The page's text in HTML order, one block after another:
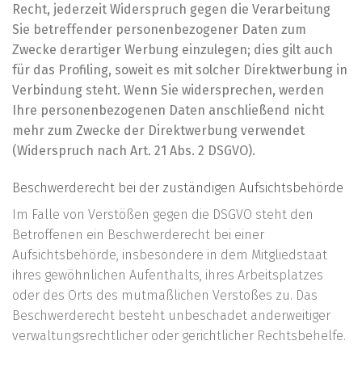
Recht, jederzeit Widerspruch gegen die Verarbeitung
Sie betreffender personenbezogener Daten zum
Zwecke derartiger Werbung einzulegen; dies gilt auch
für das Profiling, soweit es mit solcher Direktwerbung in
Verbindung steht. Wenn Sie widersprechen, werden
Ihre personenbezogenen Daten anschließend nicht
mehr zum Zwecke der Direktwerbung verwendet
(Widerspruch nach Art. 21 Abs. 2 DSGVO).
Beschwerderecht bei der zuständigen Aufsichtsbehörde
Im Falle von Verstößen gegen die DSGVO steht den
Betroffenen ein Beschwerderecht bei einer
Aufsichtsbehörde, insbesondere in dem Mitgliedstaat
ihres gewöhnlichen Aufenthalts, ihres Arbeitsplatzes
oder des Orts des mutmaßlichen Verstoßes zu. Das
Beschwerderecht besteht unbeschadet anderweitiger
verwaltungsrechtlicher oder gerichtlicher Rechtsbehelfe.